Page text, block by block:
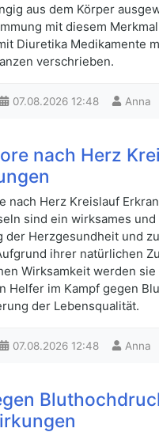
aus dem Körper
mit diesem
Diuretika Medikamente
verschrieben.
07.08.2026 12:48 Anna
nach Herz
nach Herz Kreislauf
sind ein wirksames
der Herzgesundheit und
ihrer natürlichen
Wirksamkeit werden sie
Helfer im Kampf gegen
der Lebensqualität.
07.08.2026 12:48 Anna